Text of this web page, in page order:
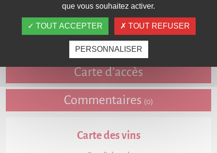
Fiche détaillée
Carte d'accès
Commentaires (0)
Carte des vins
que vous souhaitez activer.
TOUT ACCEPTER TOUT REFUSER
PERSONNALISER